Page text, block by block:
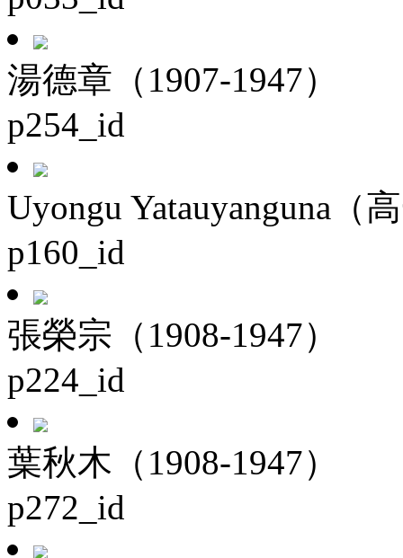
湯德章（1907-1947）
p254_id
Uyongu Yatauyanguna（
p160_id
張榮宗（1908-1947）
p224_id
葉秋木（1908-1947）
p272_id